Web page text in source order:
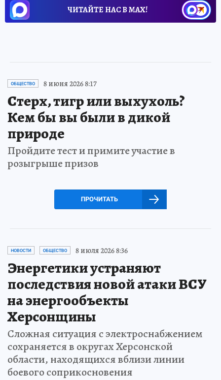
ЧИТАЙТЕ НАС В МАХ!
ОБЩЕСТВО 8 июня 2026 8:17
Стерх, тигр или выхухоль?
Кем бы вы были в дикой
природе
Пройдите тест и примите участие в
розыгрыше призов
ПРОЧИТАТЬ
НОВОСТИ ОБЩЕСТВО 8 июля 2026 8:36
Энергетики устраняют
последствия новой атаки ВСУ
на энергообъекты
Херсонщины
Сложная ситуация с электроснабжением
сохраняется в округах Херсонской
области, находящихся вблизи линии
боевого соприкосновения